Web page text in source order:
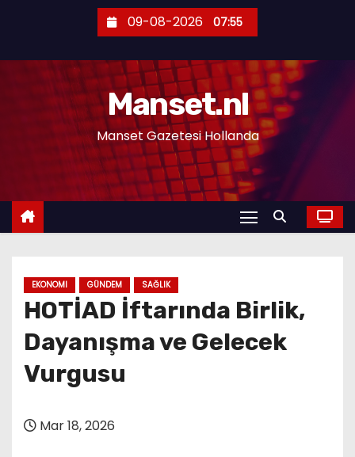
e
09-08-2026 07:55
Manset.nl
Manset Gazetesi Hollanda
EKONOMI GÜNDEM SAĞLIK
HOTİAD İftarında Birlik,
Dayanışma ve Gelecek
Vurgusu
Mar 18, 2026